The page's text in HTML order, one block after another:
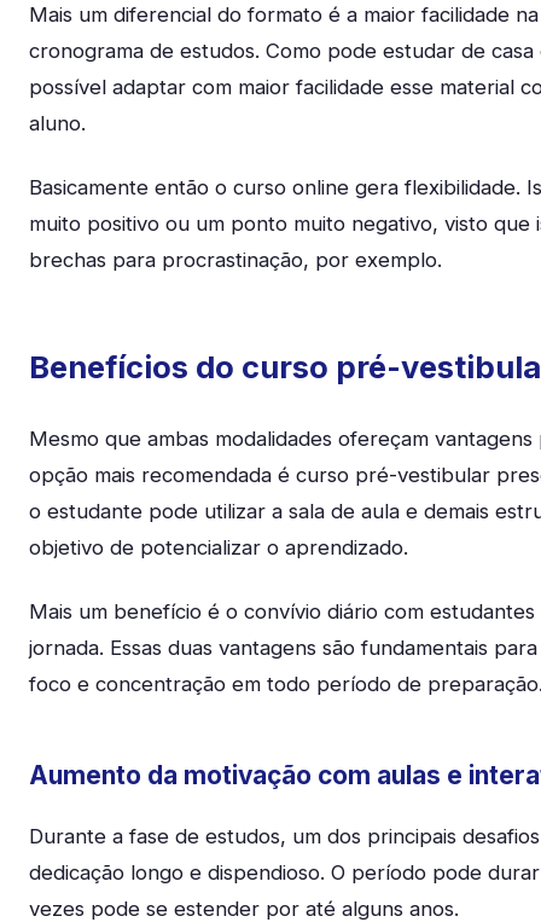
Mais um diferencial do formato é a maior facilidade
cronograma de estudos. Como pode estudar de
possível adaptar com maior facilidade esse material
aluno.
Basicamente então o curso online gera flexibilidade.
muito positivo ou um ponto muito negativo, visto que
brechas para procrastinação, por exemplo.
Benefícios do curso pré-
Mesmo que ambas modalidades ofereçam
opção mais recomendada é curso pré-vestibular
o estudante pode utilizar a sala de aula e demais
objetivo de potencializar o aprendizado.
Mais um benefício é o convívio diário com
jornada. Essas duas vantagens são fundamentais
foco e concentração em todo período de
Aumento da motivação com aulas e
Durante a fase de estudos, um dos principais
dedicação longo e dispendioso. O período pode
vezes pode se estender por até alguns anos.